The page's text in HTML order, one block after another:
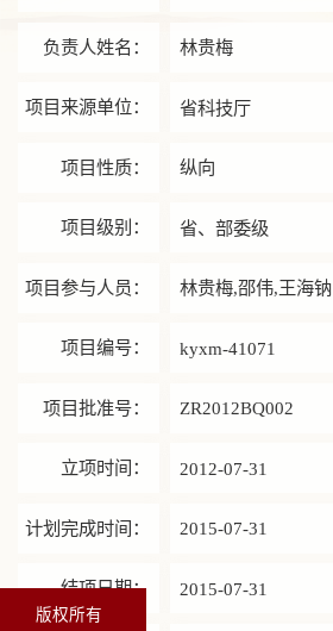
负责人姓名： 林贵梅
项目来源单位： 省科技厅
项目性质： 纵向
项目级别： 省、部委级
项目参与人员： 林贵梅,邵伟,王海钠
项目编号： kyxm-41071
项目批准号： ZR2012BQ002
立项时间： 2012-07-31
计划完成时间： 2015-07-31
结项日期： 2015-07-31
版权所有